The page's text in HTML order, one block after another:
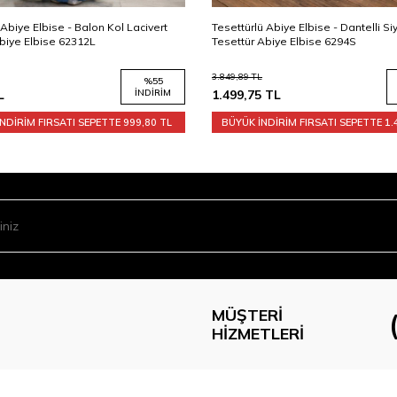
Elbise - Balon Kol Lacivert
Elbise 62312L
%55
İNDIRIM
FIRSATI SEPETTE 999,80 TL
Tesettürlü Abiye Elbise - Dantelli
Tesettür Abiye Elbise 6294S
3.849,89TL
1.499,75 TL
BÜYÜK İNDİRİM FIRSATI SEPETTE
MÜŞTERI
HIZMETLERI